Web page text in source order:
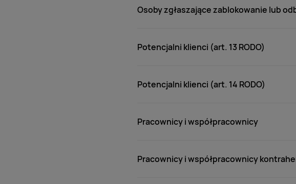
Osoby zgłaszające zablokowanie lub
Potencjalni klienci (art. 13 RODO)
Potencjalni klienci (art. 14 RODO)
Pracownicy i współpracownicy
Pracownicy i współpracownicy